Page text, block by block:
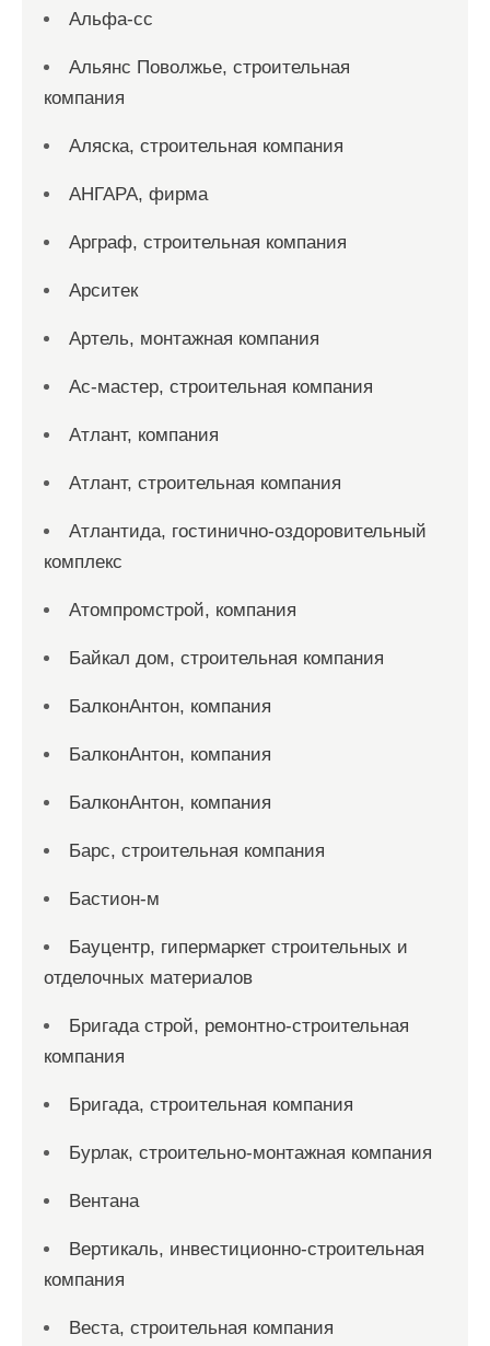
Альфа-сс
Альянс Поволжье, строительная
компания
Аляска, строительная компания
АНГАРА, фирма
Арграф, строительная компания
Арситек
Артель, монтажная компания
Ас-мастер, строительная компания
Атлант, компания
Атлант, строительная компания
Атлантида, гостинично-оздоровительный
комплекс
Атомпромстрой, компания
Байкал дом, строительная компания
БалконАнтон, компания
БалконАнтон, компания
БалконАнтон, компания
Барс, строительная компания
Бастион-м
Бауцентр, гипермаркет строительных и
отделочных материалов
Бригада строй, ремонтно-строительная
компания
Бригада, строительная компания
Бурлак, строительно-монтажная компания
Вентана
Вертикаль, инвестиционно-строительная
компания
Веста, строительная компания